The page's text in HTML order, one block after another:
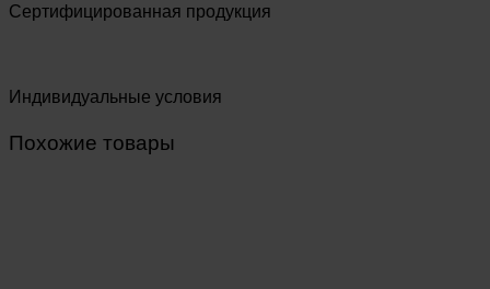
Сертифицированная продукция
Индивидуальные условия
Похожие товары